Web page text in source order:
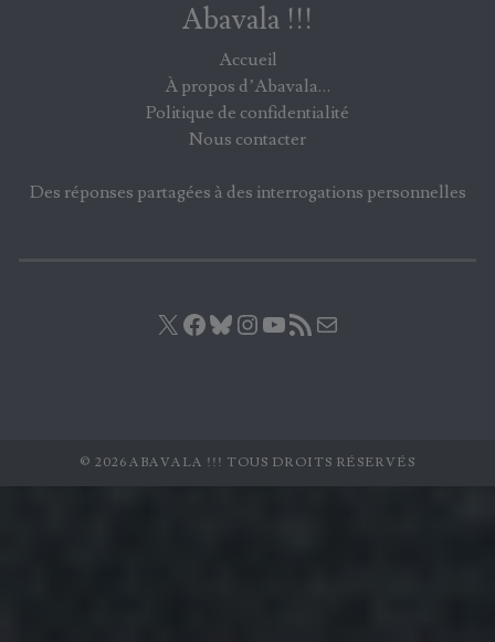
Abavala !!!
Accueil
À propos d’Abavala…
Politique de confidentialité
Nous contacter
Des réponses partagées à des interrogations personnelles
X Facebook
Bluesky
Instagram
YouTube
Flux RSS
© 2026 ABAVALA !!! TOUS DROITS RÉSERVÉS